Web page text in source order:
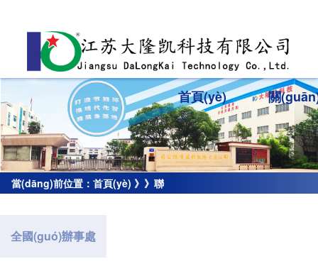
首頁(yè) 關
當(dāng)前位置： 首頁(yè) 》》 聯
全國(guó)辦事處